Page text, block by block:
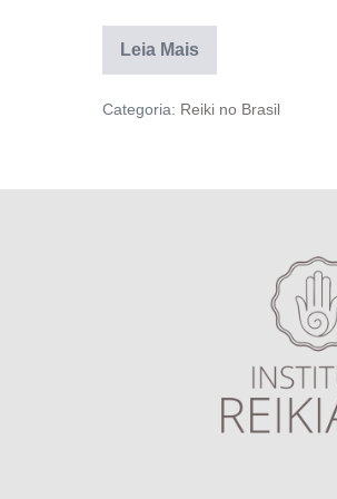
Leia Mais
Categoria: Reiki no Brasil